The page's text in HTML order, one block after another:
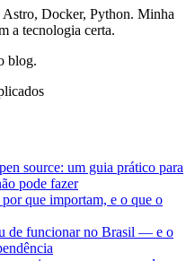
Docker, Python. Minha
a tecnologia certa.
blog.
source: um guia prático para
pode fazer
que importam, e o que o
de funcionar no Brasil — e o